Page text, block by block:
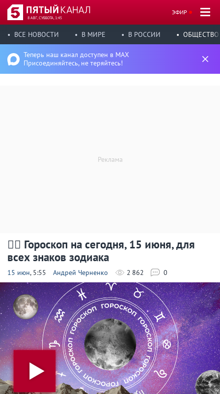
8 АВГ, СУББОТА, 1:45
ЭФИР
ВСЕ НОВОСТИ В МИРЕ В РОССИИ ОБЩЕСТВО
Теперь наш канал доступен в MAX
Присоединяйтесь, не теряйтесь!
🧙‍♀ Гороскоп на сегодня, 15 июня, для
всех знаков зодиака
15 июн, 5:55 Андрей Черненко 2 862 0